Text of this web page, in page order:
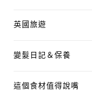
英國旅遊
變髮日記＆保養
這個食材值得說嘴